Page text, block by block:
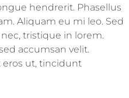
hendrerit. Phasellus
Aliquam eu mi leo. Sed
tristique in lorem.
accumsan velit.
eros ut, tincidunt